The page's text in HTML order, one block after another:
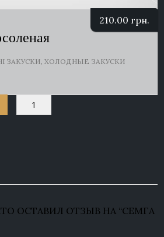
210.00 грн.
ЗАКУСКИ, ХОЛОДНЫЕ ЗАКУСКИ
Количество
товара
Семга
ОСТАВИЛ ОТЗЫВ НА “СЕМГА